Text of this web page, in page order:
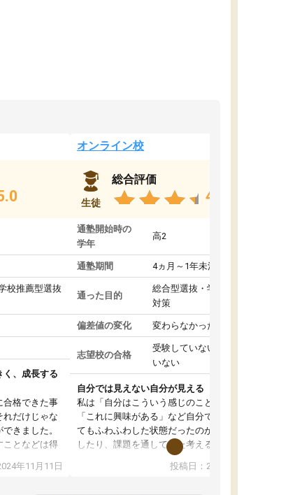
校推薦型選抜
く、成長する
合格できた事
れだけじゃな
きました。
ことなどは得
やコミュニ
た。
年11月11日
オンライン校
生徒
総合評価
4.8
通塾開始時の
学年
高2
通塾期間 4ヵ月～1年未満
通った目的
総合型選抜・学校推薦型選抜
対策
偏差値の変化 変わらなかった
志望校の合格
受験していない/結果が出て
いない
自分では見えない自分が見える
私は「自分はこういう感じのことがしたい」
「これに興味がある」など自分で自己分析をし
てもふわふわした状態だったのが、コーチと話
したり、課題を通してまた考えることで、もっ
と詳しく自分のことが理解できました。いつで
も質問できるので、そこも1つの魅力です。ま
投稿日：2024年10月31日